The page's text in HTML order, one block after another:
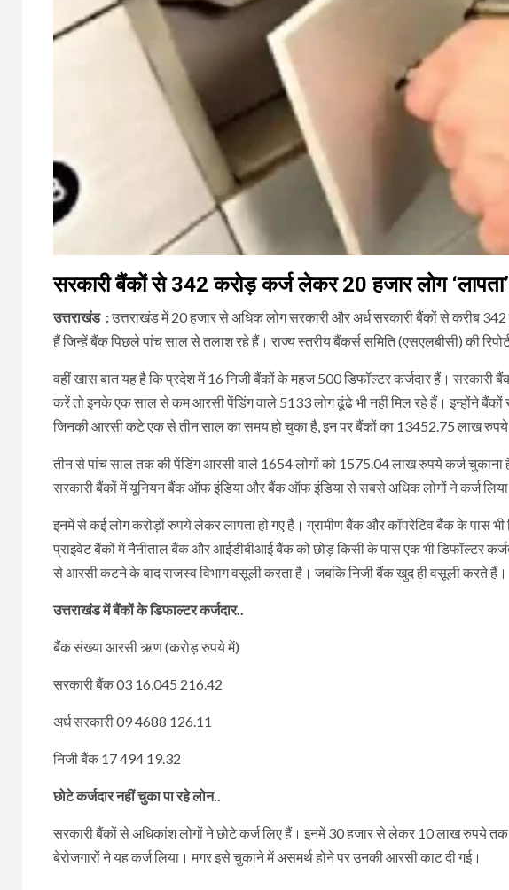
सरकारी बैंकों से 342 करोड़ कर्ज लेकर 20 हजार लोग
उत्तराखंड :उत्तराखंड में 20 हजार से अधिक लोग सरकारी और अर्ध सरकारी बैंकों से करीब
हैं जिन्हें बैंक पिछले पांच साल से तलाश रहे हैं। राज्य स्तरीय बैंकर्स समिति (एसएलबीसी) की
वहीं खास बात यह है कि प्रदेश में 16 निजी बैंकों के महज 500 डिफॉल्टर कर्जदार हैं।
करें तो इनके एक साल से कम आरसी पेंडिंग वाले 5133 लोग ढूंढे भी नहीं मिल रहे हैं। इन्होंने
जिनकी आरसी कटे एक से तीन साल का समय हो चुका है, इन पर बैंकों का 13452.75 लाख रुपये
तीन से पांच साल तक की पेंडिंग आरसी वाले 1654 लोगों को 1575.04 लाख रुपये कर्ज चुकाना
सरकारी बैंकों में यूनियन बैंक ऑफ इंडिया और बैंक ऑफ इंडिया से सबसे अधिक लोगों ने कर्ज
इनमें से कई लोग करोड़ों रुपये लेकर लापता हो गए हैं। ग्रामीण बैंक और कॉपरेटिव बैंक के पास भी
प्राइवेट बैंकों में नैनीताल बैंक और आईडीबीआई बैंक को छोड़ किसी के पास एक भी डिफॉल्टर
से आरसी कटने के बाद राजस्व विभाग वसूली करता है। जबकि निजी बैंक खुद ही वसूली करते हैं।
उत्तराखंड में बैंकों के डिफाल्टर कर्जदार..
बैंक संख्या आरसी ऋण (करोड़ रुपये में)
सरकारी बैंक 03 16,045 216.42
अर्ध सरकारी 09 4688 126.11
निजी बैंक 17 494 19.32
छोटे कर्जदार नहीं चुका पा रहे लोन..
सरकारी बैंकों से अधिकांश लोगों ने छोटे कर्ज लिए हैं। इनमें 30 हजार से लेकर 10 लाख रुपये
बेरोजगारों ने यह कर्ज लिया। मगर इसे चुकाने में असमर्थ होने पर उनकी आरसी काट दी गई।